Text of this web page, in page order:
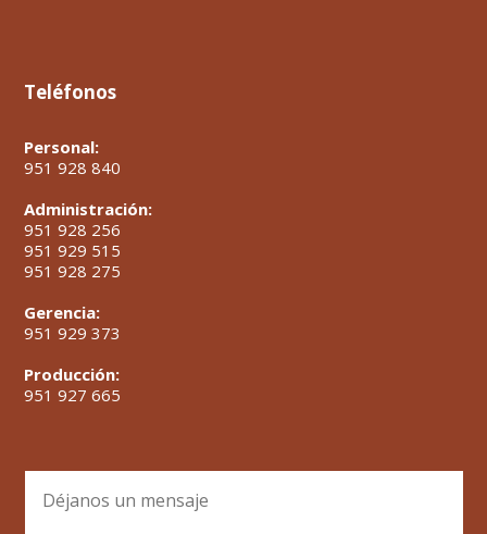
Teléfonos
Personal:
951 928 840
Administración:
951 928 256
951 929 515
951 928 275
Gerencia:
951 929 373
Producción:
951 927 665